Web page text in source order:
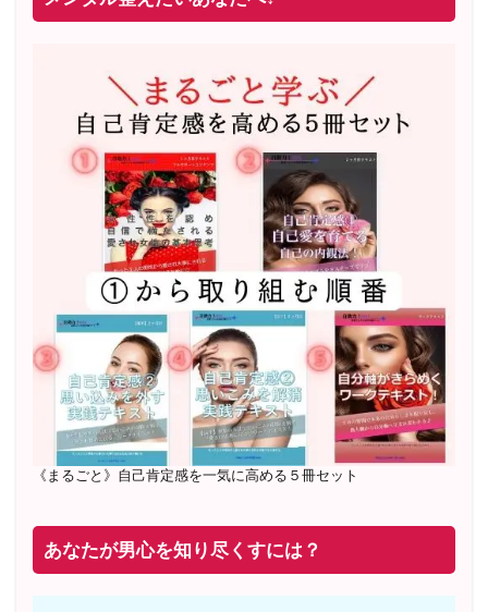
2022年2月〜6月 男性心理グループレッスン 20名様
20年8月〜25年3月 少人数制６ヶ月フルサポート 累計
71名 随時満席
2019年6月 恋愛コーチとして活動を開始
《まるごと》自己肯定感を一気に高める５冊セット
あなたが男心を知り尽くすには？